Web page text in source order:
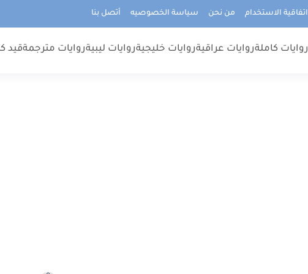
اتفاقية الاستخدام من نحن سياسة الخصوصيه أتصل بنا
روايات كاملةروايات عراقيةروايات خليجيةروايات ليبيةروايات مترجمةقيد